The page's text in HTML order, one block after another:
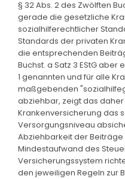
§ 32 Abs. 2 des Zwölften
gerade die gesetzliche
sozialhilferechtlicher
Standards der privaten
die entsprechenden
Buchst. a Satz 3 EStG aber
1 genannten und für alle
maßgebenden
abziehbar, zeigt das
Krankenversicherung das
Versorgungsniveau
Abziehbarkeit der
Mindestaufwand des
Versicherungssystem
den jeweiligen Regeln zur